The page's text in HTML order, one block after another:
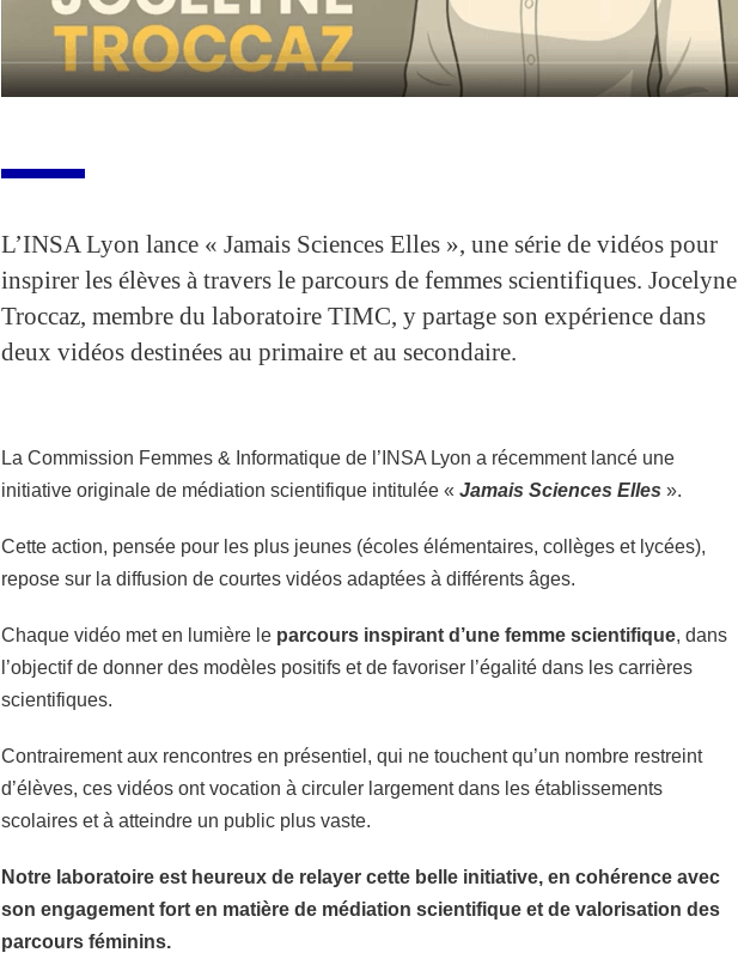
L’INSA Lyon lance « Jamais Sciences Elles », une série de vidéos pour
inspirer les élèves à travers le parcours de femmes scientifiques. Jocelyne
Troccaz, membre du laboratoire TIMC, y partage son expérience dans
deux vidéos destinées au primaire et au secondaire.
La Commission Femmes & Informatique de l’INSA Lyon a récemment lancé une
initiative originale de médiation scientifique intitulée « Jamais Sciences Elles ».
Cette action, pensée pour les plus jeunes (écoles élémentaires, collèges et lycées),
repose sur la diffusion de courtes vidéos adaptées à différents âges.
Chaque vidéo met en lumière le parcours inspirant d’une femme scientifique, dans
l’objectif de donner des modèles positifs et de favoriser l’égalité dans les carrières
scientifiques.
Contrairement aux rencontres en présentiel, qui ne touchent qu’un nombre restreint
d’élèves, ces vidéos ont vocation à circuler largement dans les établissements
scolaires et à atteindre un public plus vaste.
Notre laboratoire est heureux de relayer cette belle initiative, en cohérence avec
son engagement fort en matière de médiation scientifique et de valorisation des
parcours féminins.